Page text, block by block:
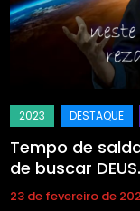
Tempo de
de buscar DEUS.
23 de fevereiro de